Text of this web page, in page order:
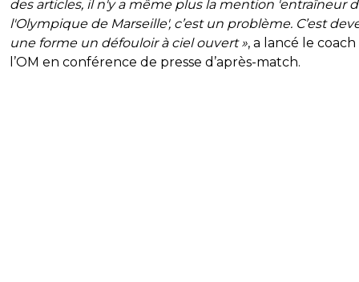
des articles, il n'y a même plus la mention 'entraîneur
l'Olympique de Marseille', c’est un problème. C’est
une forme un défouloir à ciel ouvert », a lancé le
l’OM en conférence de presse d’après-match.